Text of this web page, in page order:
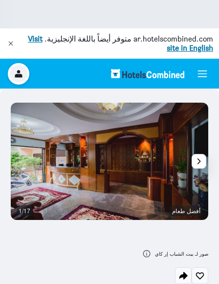
ar.hotelscombined.com متوفر أيضاً باللغة الإنجليزية.Visit
site in English
أفضل طعام 1/17
صور لـ بيت الشباب إر كاي